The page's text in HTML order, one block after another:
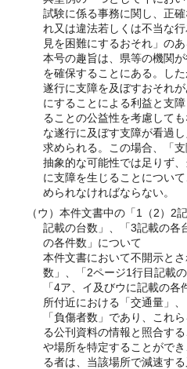
試験に係る事務に関し、正
れ又は違法若しくは不当な
見を困難にするおそれ」の
本号の趣旨は、県等の機関
を確保することにある。し
遂行に支障を及ぼすおそれ
にすることによる利益と支
ることの公益性を考慮して
な遂行に及ぼす支障が看過
求められる。この場合、「
抽象的な可能性では足りず
に支障を生じることについ
められなければならない。
（ウ）本件文書中の「1（2）2
記載の台数」、「3記載の各
の各件数」について
本件文書において不開示と
数」、「2ページ1行目記載
「4ア、イ及びウに記載の
所付近における「交通量」
「負傷者数」であり、これ
る公刊資料の情報と照合す
や場所を特定することがで
る者は、当該場所で減速す